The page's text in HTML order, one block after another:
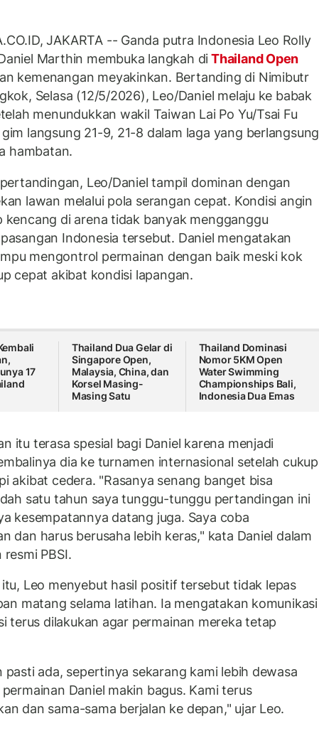
JAKARTA -- Ganda putra Indonesia Leo Rolly
Marthin membuka langkah diThailand Open
kemenangan meyakinkan. Bertanding di Nimibutr
Selasa (12/5/2026), Leo/Daniel melaju ke babak
menundukkan wakil Taiwan Lai Po Yu/Tsai Fu
langsung 21-9, 21-8 dalam laga yang berlangsung
hambatan.
Leo/Daniel tampil dominan dengan
lawan melalui pola serangan cepat. Kondisi angin
kencang di arena tidak banyak mengganggu
Indonesia tersebut. Daniel mengatakan
mengontrol permainan dengan baik meski kok
cepat akibat kondisi lapangan.
17
Thailand Dua Gelar di
Singapore Open,
Malaysia, China, dan
Korsel Masing-
Masing Satu
Thailand Dominasi
Nomor 5KM Open
Water Swimming
Championships Bali,
Indonesia Dua Emas
itu terasa spesial bagi Daniel karena menjadi
dia ke turnamen internasional setelah cukup
akibat cedera. "Rasanya senang banget bisa
satu tahun saya tunggu-tunggu pertandingan ini
kesempatannya datang juga. Saya coba
dan harus berusaha lebih keras," kata Daniel dalam
PBSI.
Leo menyebut hasil positif tersebut tidak lepas
matang selama latihan. Ia mengatakan komunikasi
terus dilakukan agar permainan mereka tetap
pasti ada, sepertinya sekarang kami lebih dewasa
Daniel makin bagus. Kami terus
dan sama-sama berjalan ke depan," ujar Leo.